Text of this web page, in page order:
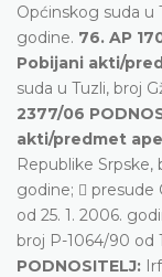
Općinskog suda u
godine. 76. AP
Pobijani akti/
suda u Tuzli, broj
2377/06
akti/predmet
Republike Srpske,
godine;  presude
od 25. 1. 2006.
broj P-1064/90 od
PODNOSITELJ: